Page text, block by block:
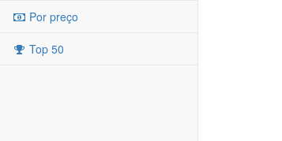
Por preço
Top 50